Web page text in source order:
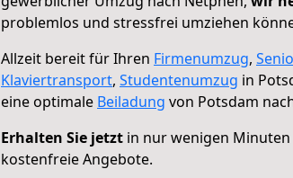
problemlos und stressfrei umziehen
Allzeit bereit für Ihren Firmenumzug,
Klaviertransport, Studentenumzug in
eine optimale Beiladung von Potsdam
Erhalten Sie jetzt in nur wenigen
kostenfreie Angebote.